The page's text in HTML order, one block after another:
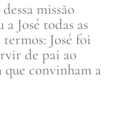
missão
José todas as
José foi
de pai ao
que convinham a